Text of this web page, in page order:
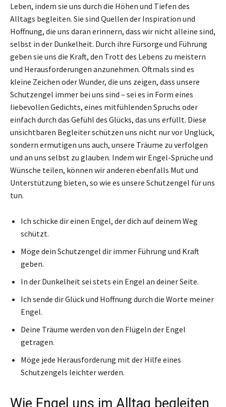
Leben, indem sie uns durch die Höhen und Tiefen des
Alltags begleiten. Sie sind Quellen der Inspiration und
Hoffnung, die uns daran erinnern, dass wir nicht alleine sind,
selbst in der Dunkelheit. Durch ihre Fürsorge und Führung
geben sie uns die Kraft, den Trott des Lebens zu meistern
und Herausforderungen anzunehmen. Oftmals sind es
kleine Zeichen oder Wunder, die uns zeigen, dass unsere
Schutzengel immer bei uns sind – sei es in Form eines
liebevollen Gedichts, eines mitfühlenden Spruchs oder
einfach durch das Gefühl des Glücks, das uns erfüllt. Diese
unsichtbaren Begleiter schützen uns nicht nur vor Unglück,
sondern ermutigen uns auch, unsere Träume zu verfolgen
und an uns selbst zu glauben. Indem wir Engel-Sprüche und
Wünsche teilen, können wir anderen ebenfalls Mut und
Unterstützung bieten, so wie es unsere Schutzengel für uns
tun.
Ich schicke dir einen Engel, der dich auf deinem Weg
schützt.
Möge dein Schutzengel dir immer Führung und Kraft
geben.
In der Dunkelheit sei stets ein Engel an deiner Seite.
Ich sende dir Glück und Hoffnung durch die Worte meiner
Engel.
Deine Träume werden von den Flügeln der Engel
getragen.
Möge jede Herausforderung mit der Hilfe eines
Schutzengels leichter werden.
Wie Engel uns im Alltag begleiten